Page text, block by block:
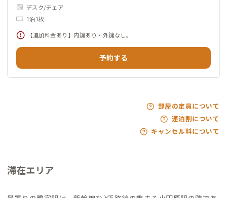
デスク/チェア
1泊1枚
【追加料金あり】内鍵あり・外鍵なし。
予約する
部屋の定員について
連泊割について
キャンセル料について
滞在エリア